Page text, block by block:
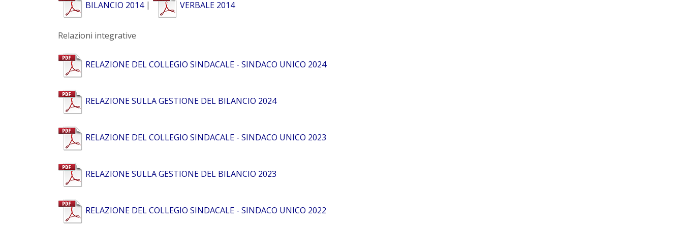
BILANCIO 2014| VERBALE 2014
Relazioni integrative
RELAZIONE DEL COLLEGIO SINDACALE - SINDACO UNICO 2024
RELAZIONE SULLA GESTIONE DEL BILANCIO 2024
RELAZIONE DEL COLLEGIO SINDACALE - SINDACO UNICO 2023
RELAZIONE SULLA GESTIONE DEL BILANCIO 2023
RELAZIONE DEL COLLEGIO SINDACALE - SINDACO UNICO 2022